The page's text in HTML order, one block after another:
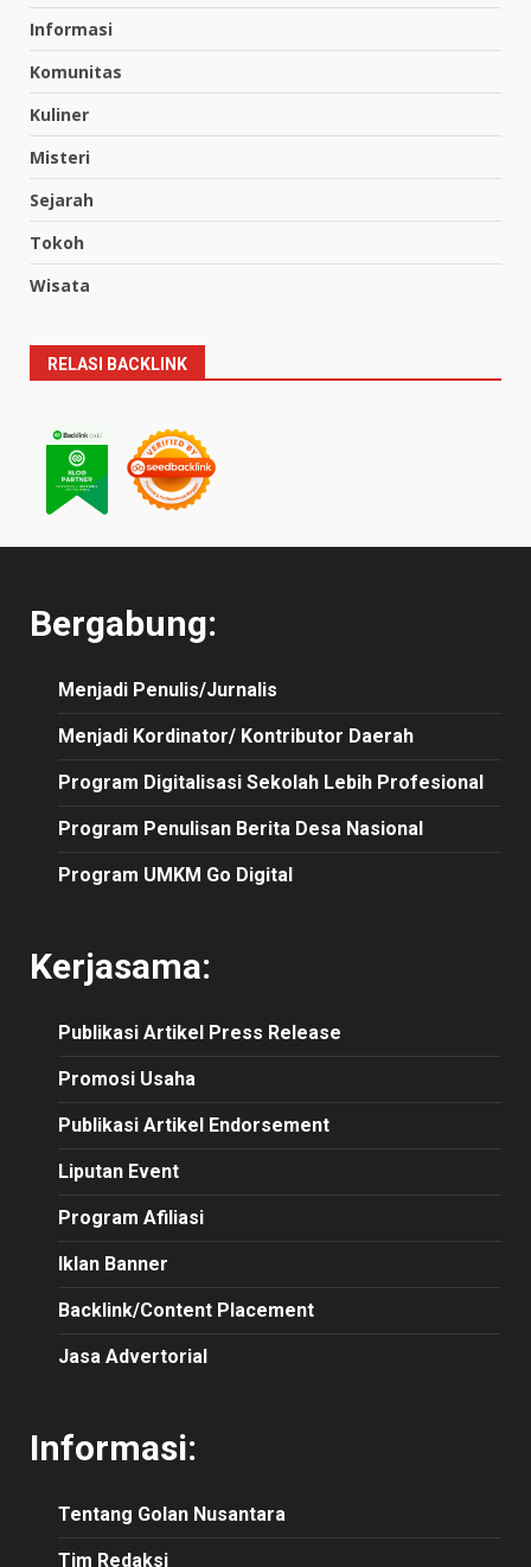
Informasi
Komunitas
Kuliner
Misteri
Sejarah
Tokoh
Wisata
RELASI BACKLINK
Bergabung:
Menjadi Penulis/Jurnalis
Menjadi Kordinator/ Kontributor Daerah
Program Digitalisasi Sekolah Lebih Profesional
Program Penulisan Berita Desa Nasional
Program UMKM Go Digital
Kerjasama:
Publikasi Artikel Press Release
Promosi Usaha
Publikasi Artikel Endorsement
Liputan Event
Program Afiliasi
Iklan Banner
Backlink/Content Placement
Jasa Advertorial
Informasi:
Tentang Golan Nusantara
Tim Redaksi